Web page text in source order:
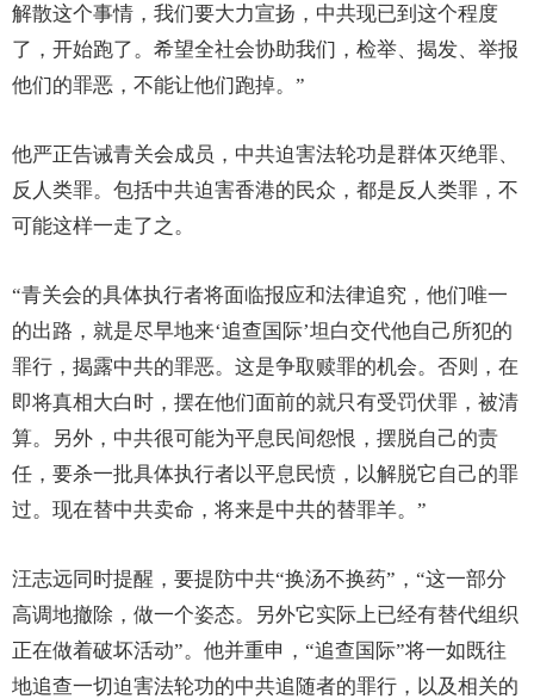
解散这个事情，我们要大力宣扬，中共现已到这个程度
了，开始跑了。希望全社会协助我们，检举、揭发、举报
他们的罪恶，不能让他们跑掉。”
他严正告诫青关会成员，中共迫害法轮功是群体灭绝罪、
反人类罪。包括中共迫害香港的民众，都是反人类罪，不
可能这样一走了之。
“青关会的具体执行者将面临报应和法律追究，他们唯一
的出路，就是尽早地来‘追查国际’坦白交代他自己所犯的
罪行，揭露中共的罪恶。这是争取赎罪的机会。否则，在
即将真相大白时，摆在他们面前的就只有受罚伏罪，被清
算。另外，中共很可能为平息民间怨恨，摆脱自己的责
任，要杀一批具体执行者以平息民愤，以解脱它自己的罪
过。现在替中共卖命，将来是中共的替罪羊。”
汪志远同时提醒，要提防中共“换汤不换药”，“这一部分
高调地撤除，做一个姿态。另外它实际上已经有替代组织
正在做着破坏活动”。他并重申，“追查国际”将一如既往
地追查一切迫害法轮功的中共追随者的罪行，以及相关的